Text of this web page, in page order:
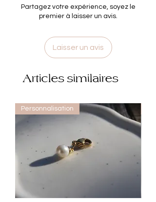
Partagez votre expérience, soyez le
premier à laisser un avis.
Laisser un avis
Articles similaires
Personnalisation